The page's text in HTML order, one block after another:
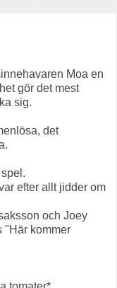
Moa en
gör det mest
sig.
det
efter allt jidder om
och Joey
"Här kommer